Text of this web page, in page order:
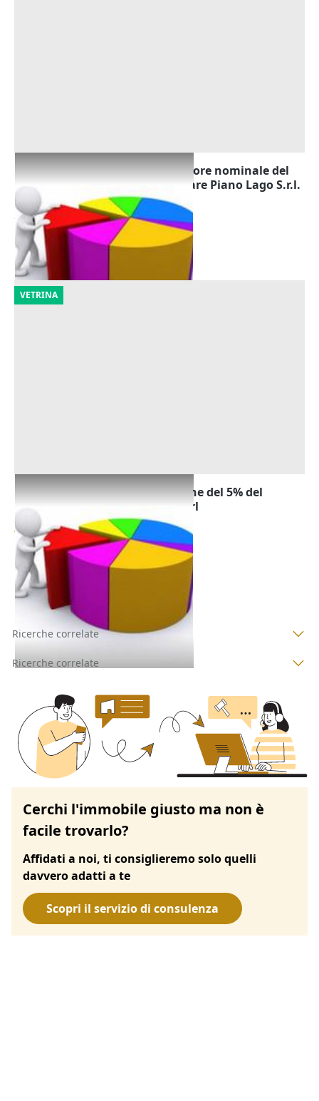
Quota di partecipazione del valore nominale del
capitale sociale della Immobiliare Piano Lago S.r.l.
Dipignano (Cosenza)
Offerta minima
215.050 €
20/10/2026
VETRINA
Cessione quota di partecipazione del 5% del
capitale sociale società BA.SE srl
Bagheria (Palermo)
Offerta minima
75.000 €
05/10/2026
Ricerche correlate
Ricerche correlate
Cerchi l'immobile giusto ma non è
facile trovarlo?
Affidati a noi, ti consiglieremo solo quelli
davvero adatti a te
Scopri il servizio di consulenza